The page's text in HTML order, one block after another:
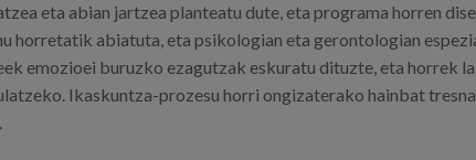
eta abian jartzea planteatu dute, eta programa horren
horretatik abiatuta, eta psikologian eta gerontologian
emozioei buruzko ezagutzak eskuratu dituzte, eta horrek
Ikaskuntza-prozesu horri ongizaterako hainbat